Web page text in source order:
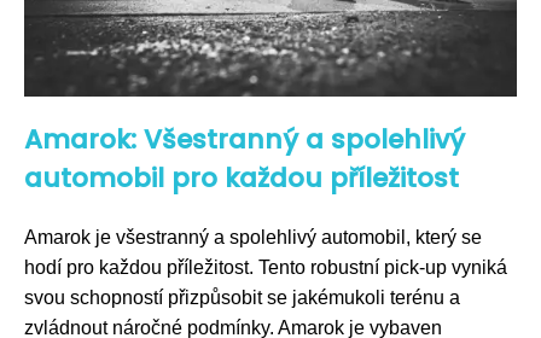
Amarok: Všestranný a spolehlivý
automobil pro každou příležitost
Amarok je všestranný a spolehlivý automobil, který se
hodí pro každou příležitost. Tento robustní pick-up vyniká
svou schopností přizpůsobit se jakémukoli terénu a
zvládnout náročné podmínky. Amarok je vybaven